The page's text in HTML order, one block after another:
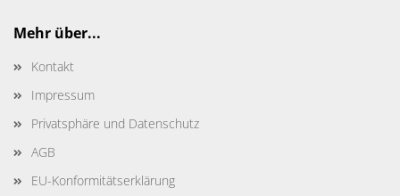
Mehr über...
Kontakt
Impressum
Privatsphäre und Datenschutz
AGB
EU-Konformitätserklärung